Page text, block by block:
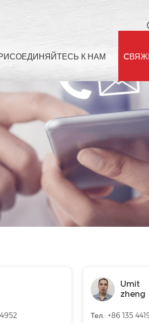
К НАМ
Umit
zheng
Тел.: +86 135